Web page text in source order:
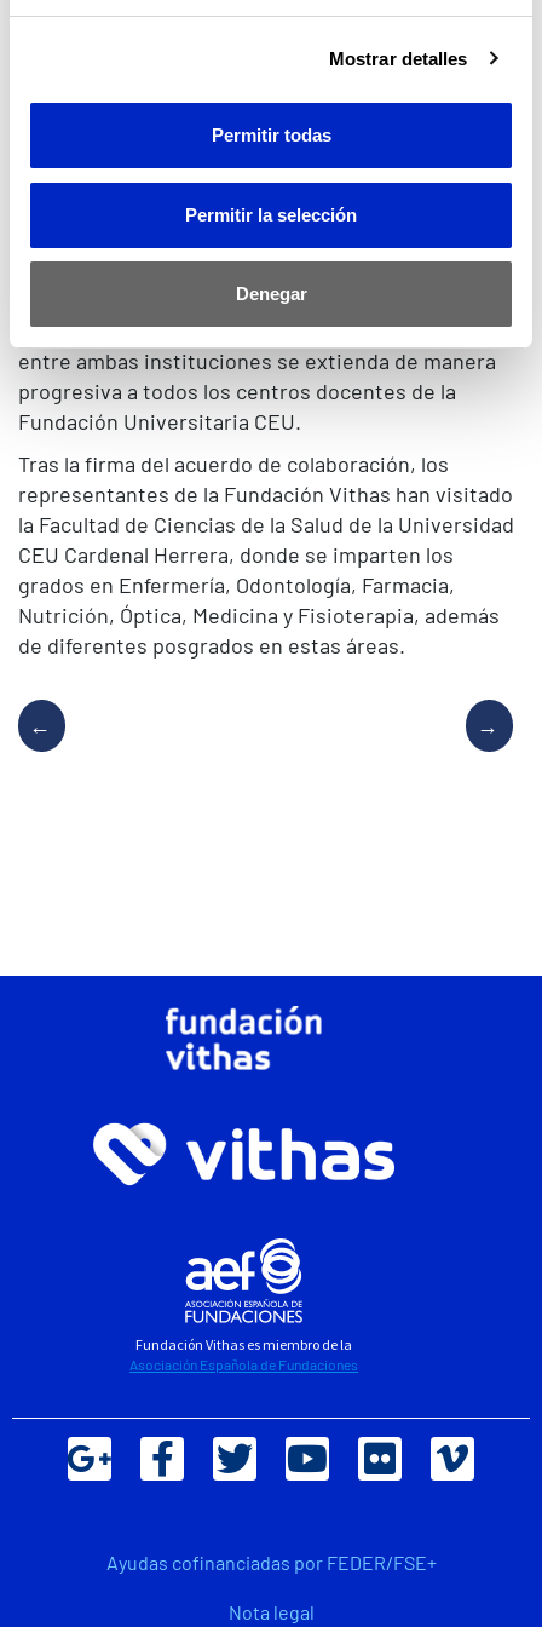
Mostrar detalles
Permitir todas
Permitir la selección
Denegar
Vithas, como con los distintos Hospitales del Grupo
en materia de docencia, divulgación, Másters, etc.,
ha llevado a ambas instituciones a plantear la
participación de la Fundación Universitaria San
Pablo CEU, entidad titular de la Universidad CEU
Este nuevo acuerdo permitirá que la colaboración
entre ambas instituciones se extienda de manera
progresiva a todos los centros docentes de la
Fundación Universitaria CEU.
Tras la firma del acuerdo de colaboración, los
representantes de la Fundación Vithas han visitado
la Facultad de Ciencias de la Salud de la Universidad
CEU Cardenal Herrera, donde se imparten los
grados en Enfermería, Odontología, Farmacia,
Nutrición, Óptica, Medicina y Fisioterapia, además
de diferentes posgrados en estas áreas.
Fundación Vithas es miembro de la
Asociación Española de Fundaciones
Ayudas cofinanciadas por FEDER/FSE+
Nota legal